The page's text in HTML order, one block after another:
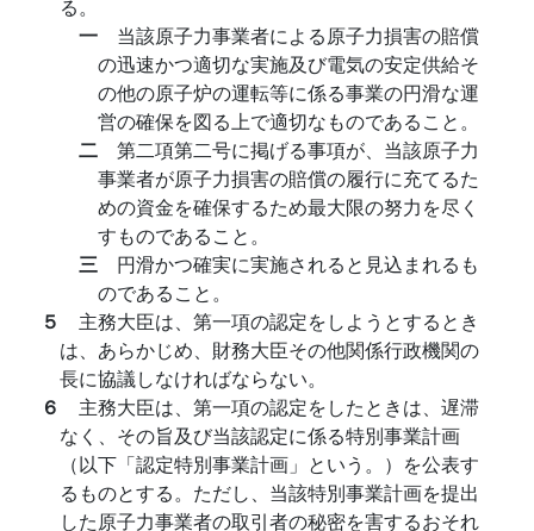
る。
一 当該原子力事業者による原子力損害の賠償
の迅速かつ適切な実施及び電気の安定供給そ
の他の原子炉の運転等に係る事業の円滑な運
営の確保を図る上で適切なものであること。
二 第二項第二号に掲げる事項が、当該原子力
事業者が原子力損害の賠償の履行に充てるた
めの資金を確保するため最大限の努力を尽く
すものであること。
三 円滑かつ確実に実施されると見込まれるも
のであること。
５ 主務大臣は、第一項の認定をしようとするとき
は、あらかじめ、財務大臣その他関係行政機関の
長に協議しなければならない。
６ 主務大臣は、第一項の認定をしたときは、遅滞
なく、その旨及び当該認定に係る特別事業計画
（以下「認定特別事業計画」という。）を公表す
るものとする。ただし、当該特別事業計画を提出
した原子力事業者の取引者の秘密を害するおそれ